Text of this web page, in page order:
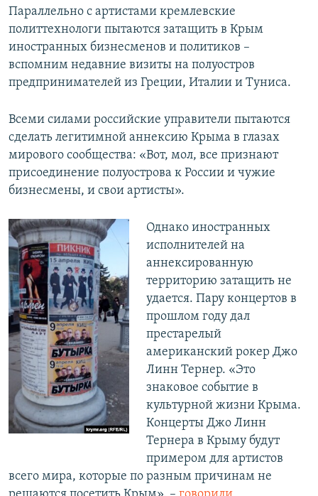
Параллельно с артистами кремлевские
политтехнологи пытаются затащить в Крым
иностранных бизнесменов и политиков –
вспомним недавние визиты на полуостров
предпринимателей из Греции, Италии и Туниса.
Всеми силами российские управители пытаются
сделать легитимной аннексию Крыма в глазах
мирового сообщества: «Вот, мол, все признают
присоединение полуострова к России и чужие
бизнесмены, и свои артисты».
Однако иностранных
исполнителей на
аннексированную
территорию затащить не
удается. Пару концертов в
прошлом году дал
престарелый
американский рокер Джо
Линн Тернер. «Это
знаковое событие в
культурной жизни Крыма.
Концерты Джо Линн
Тернера в Крыму будут
примером для артистов
всего мира, которые по разным причинам не